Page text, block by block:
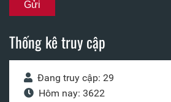
Thống kê truy cập
Đang truy cập: 29
Hôm nay: 3622